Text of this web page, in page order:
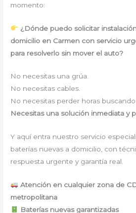
momento:
¿Dónde puedo solicitar
domicilio en Carmen con servicio
para resolverlo sin mover el auto?
No necesitas una grúa.
No necesitas cables.
No necesitas perder horas
Necesitas una solución inmediata y
Y aquí entra nuestro servicio
baterías nuevas a domicilio, con
respuesta urgente y garantía real.
Atención en cualquier zona de
metropolitana
Baterías nuevas garantizadas